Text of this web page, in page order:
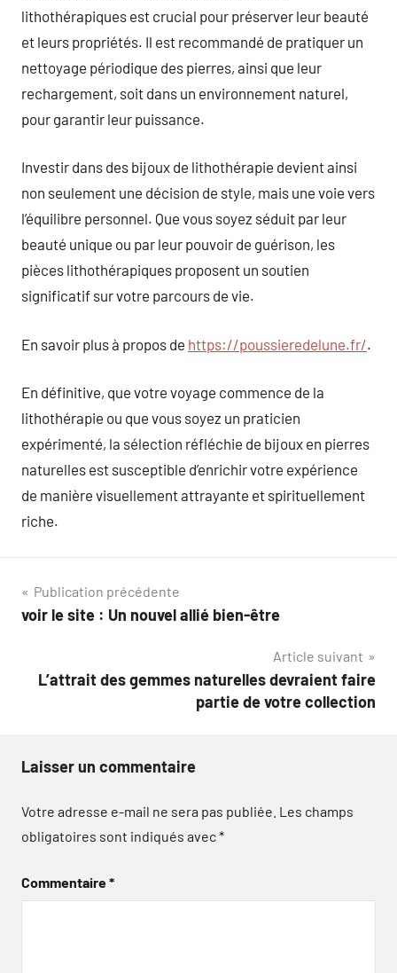
lithothérapiques est crucial pour préserver leur beauté
et leurs propriétés. Il est recommandé de pratiquer un
nettoyage périodique des pierres, ainsi que leur
rechargement, soit dans un environnement naturel,
pour garantir leur puissance.
Investir dans des bijoux de lithothérapie devient ainsi
non seulement une décision de style, mais une voie vers
l’équilibre personnel. Que vous soyez séduit par leur
beauté unique ou par leur pouvoir de guérison, les
pièces lithothérapiques proposent un soutien
significatif sur votre parcours de vie.
En savoir plus à propos de https://poussieredelune.fr/.
En définitive, que votre voyage commence de la
lithothérapie ou que vous soyez un praticien
expérimenté, la sélection réfléchie de bijoux en pierres
naturelles est susceptible d’enrichir votre expérience
de manière visuellement attrayante et spirituellement
riche.
Navigation
de
Publication précédente
voir le site : Un nouvel allié bien-être
Article suivant
L’attrait des gemmes naturelles devraient faire
partie de votre collection
Laisser un commentaire
Votre adresse e-mail ne sera pas publiée. Les champs
obligatoires sont indiqués avec*
Commentaire*